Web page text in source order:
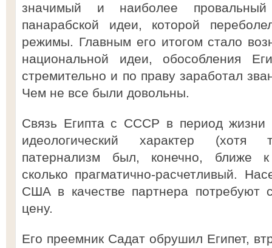
значимый и наиболее
панарабской идеи, которой
режимы. Главным его итогом стало
национальной идеи, обособления
стремительно и по праву заработал
Чем не все были довольны.
Связь Египта с СССР в период жизни
идеологический характер (хотя
патернализм был, конечно, ближе к
сколько прагматично-расчетливый.
США в качестве партнера потребуют
цену.
Его преемник Садат обрушил Египет,